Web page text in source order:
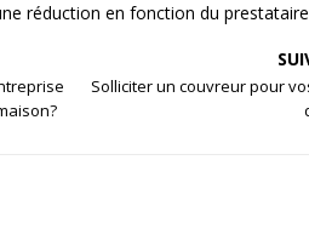
réduction en fonction du
Solliciter un couvreur pour